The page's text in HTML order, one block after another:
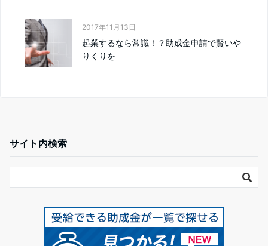
2017年11月13日
起業するなら常識！？助成金申請で賢いや
りくりを
サイト内検索